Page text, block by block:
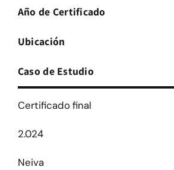
Año de Certificado
Ubicación
Caso de Estudio
Certificado final
2.024
Neiva